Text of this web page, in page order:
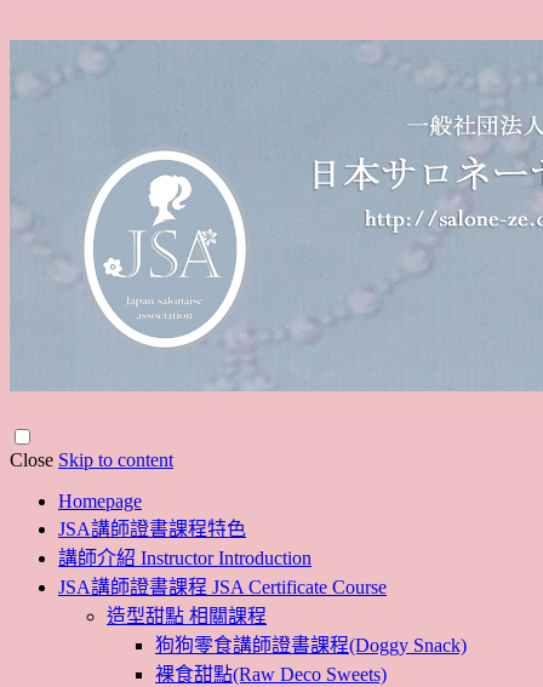
Close Skip to content
Homepage
JSA講師證書課程特色
講師介紹 Instructor Introduction
JSA講師證書課程 JSA Certificate Course
造型甜點 相關課程
狗狗零食講師證書課程(Doggy Snack)
裸食甜點(Raw Deco Sweets)